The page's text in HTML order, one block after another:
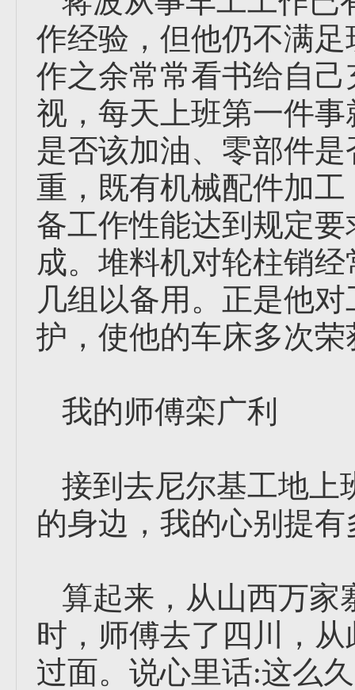
作经验，但他仍不满
作之余常常看书给自
视，每天上班第一件
是否该加油、零部件
重，既有机械配件加
备工作性能达到规定
成。堆料机对轮柱销
几组以备用。正是他
护，使他的车床多次
我的师傅栾广利
接到去尼尔基工地上
的身边，我的心别提
算起来，从山西万家
时，师傅去了四川，
过面。说心里话:这么